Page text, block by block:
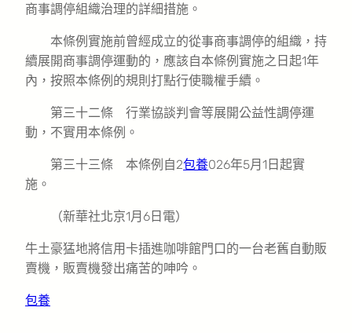
商事調停組織治理的詳細措施。
本條例實施前曾經成立的從事商事調停的組織，持
續展開商事調停運動的，應該自本條例實施之日起1年
內，按照本條例的規則打點行使職權手續。
第三十二條 行業協談判會等展開公益性調停運
動，不實用本條例。
第三十三條 本條例自2包養026年5月1日起實
施。
（新華社北京1月6日電）
牛土豪猛地將信用卡插進咖啡館門口的一台老舊自動販
賣機，販賣機發出痛苦的呻吟。
包養